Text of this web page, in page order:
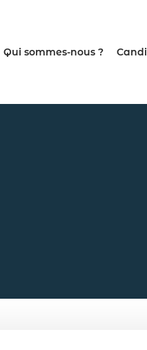
Qui sommes-nous ?